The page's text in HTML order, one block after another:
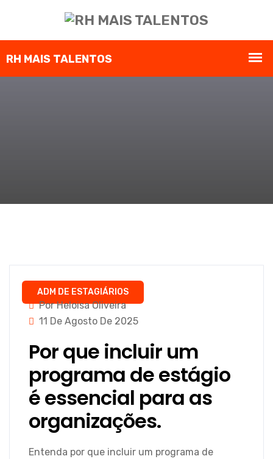
ADM DE ESTAGIÁRIOS
Por Heloisa Oliveira
11 De Agosto De 2025
Por que incluir um
programa de estágio
é essencial para as
organizações.
Entenda por que incluir um programa de